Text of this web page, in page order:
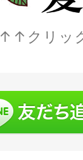
↑↑クリッ